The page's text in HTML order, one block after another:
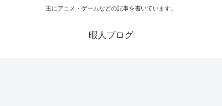
主にアニメ・ゲームなどの記事を書いています。
暇人ブログ